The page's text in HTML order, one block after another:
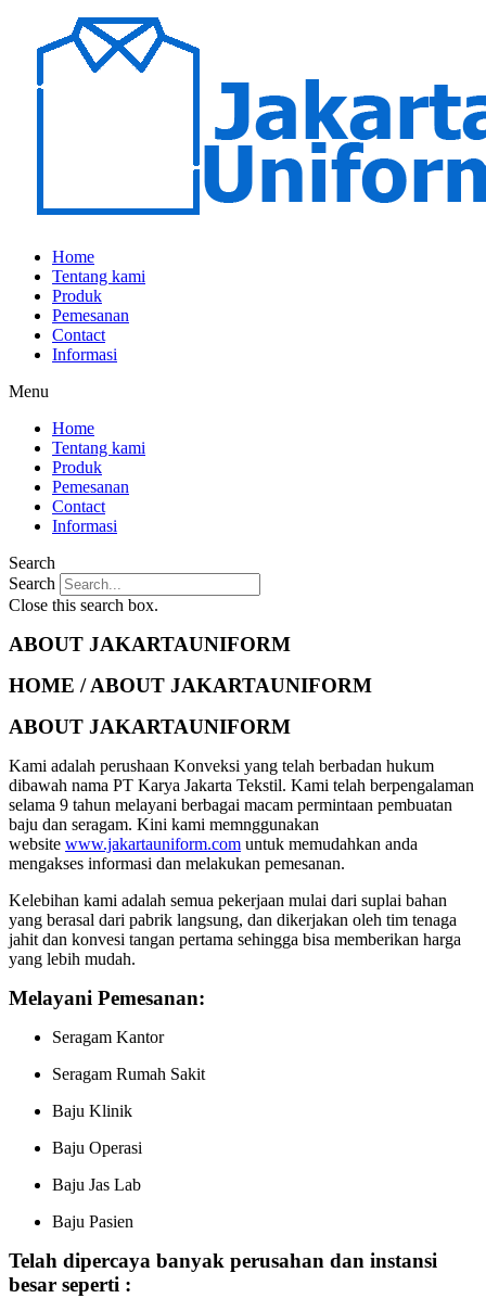
Home
Tentang kami
Produk
Pemesanan
Contact
Informasi
Menu
Home
Tentang kami
Produk
Pemesanan
Contact
Informasi
Search
Search
Close this search box.
ABOUT JAKARTAUNIFORM
HOME / ABOUT JAKARTAUNIFORM
ABOUT JAKARTAUNIFORM
Kami adalah perushaan Konveksi yang telah berbadan hukum
dibawah nama PT Karya Jakarta Tekstil. Kami telah berpengalaman
selama 9 tahun melayani berbagai macam permintaan pembuatan
baju dan seragam. Kini kami memnggunakan
website www.jakartauniform.com untuk memudahkan anda
mengakses informasi dan melakukan pemesanan.
Kelebihan kami adalah semua pekerjaan mulai dari suplai bahan
yang berasal dari pabrik langsung, dan dikerjakan oleh tim tenaga
jahit dan konvesi tangan pertama sehingga bisa memberikan harga
yang lebih mudah.
Melayani Pemesanan:
Seragam Kantor
Seragam Rumah Sakit
Baju Klinik
Baju Operasi
Baju Jas Lab
Baju Pasien
Telah dipercaya banyak perusahan dan instansi
besar seperti :